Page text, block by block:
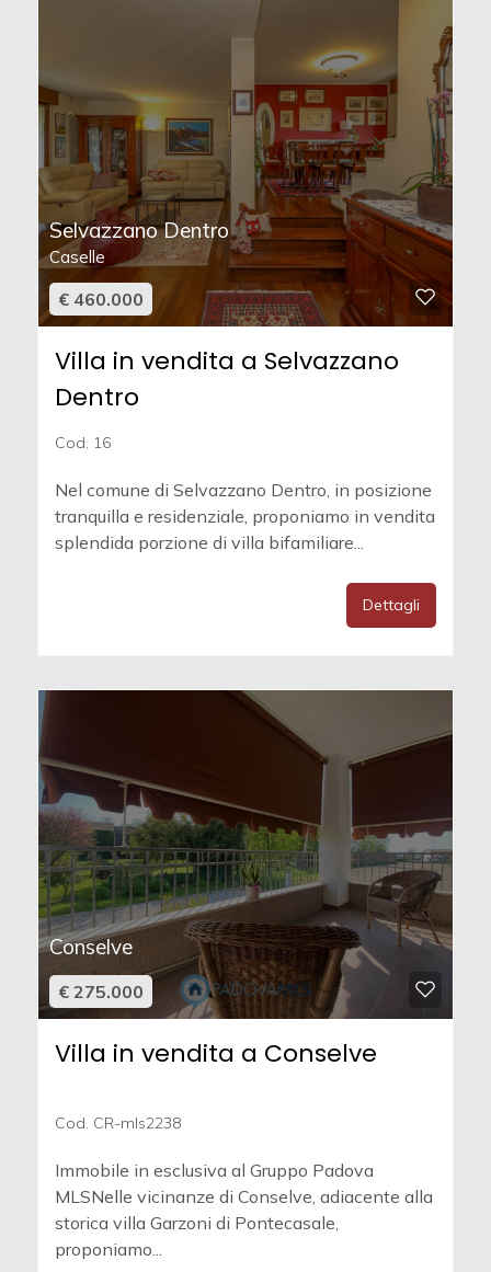
Selvazzano Dentro
Caselle
€ 460.000
Villa in vendita a Selvazzano
Dentro
Cod. 16
Nel comune di Selvazzano Dentro, in posizione
tranquilla e residenziale, proponiamo in vendita
splendida porzione di villa bifamiliare...
Dettagli
Conselve
€ 275.000
Villa in vendita a Conselve
Cod. CR-mls2238
Immobile in esclusiva al Gruppo Padova
MLSNelle vicinanze di Conselve, adiacente alla
storica villa Garzoni di Pontecasale,
proponiamo...